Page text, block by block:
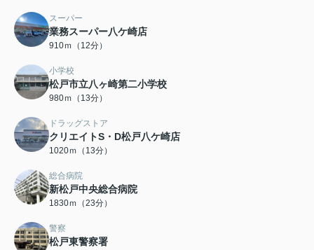
スーパー
業務スーパー八ケ崎店
910ｍ（12分）
小学校
松戸市立八ヶ崎第二小学校
980ｍ（13分）
ドラッグストア
クリエイトS・D松戸八ケ崎店
1020ｍ（13分）
総合病院
新松戸中央総合病院
1830ｍ（23分）
警察
松戸東警察署